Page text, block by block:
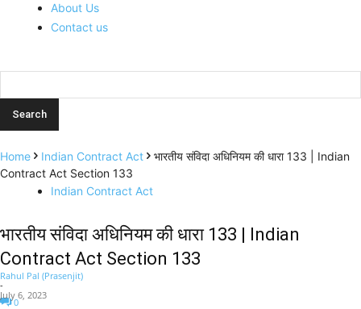
About Us
Contact us
Home Indian Contract Act
भारतीय संविदा अधिनियम की धारा 133 | Indian
Contract Act Section 133
Indian Contract Act
भारतीय संविदा अधिनियम की धारा 133 | Indian
Contract Act Section 133
Rahul Pal (Prasenjit)
-
July 6, 2023
0